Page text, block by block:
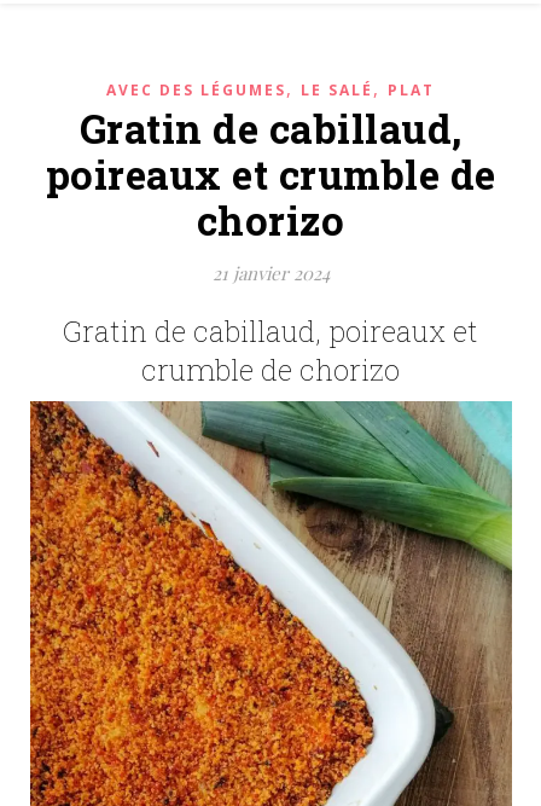
AVEC DES LÉGUMES, LE SALÉ , PLAT
Gratin de cabillaud,
poireaux et crumble de
chorizo
21 janvier 2024
Gratin de cabillaud, poireaux et
crumble de chorizo